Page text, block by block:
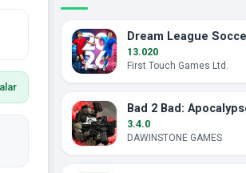
13.020
First Touch Games Ltd.
3.4.0
DAWINSTONE GAMES